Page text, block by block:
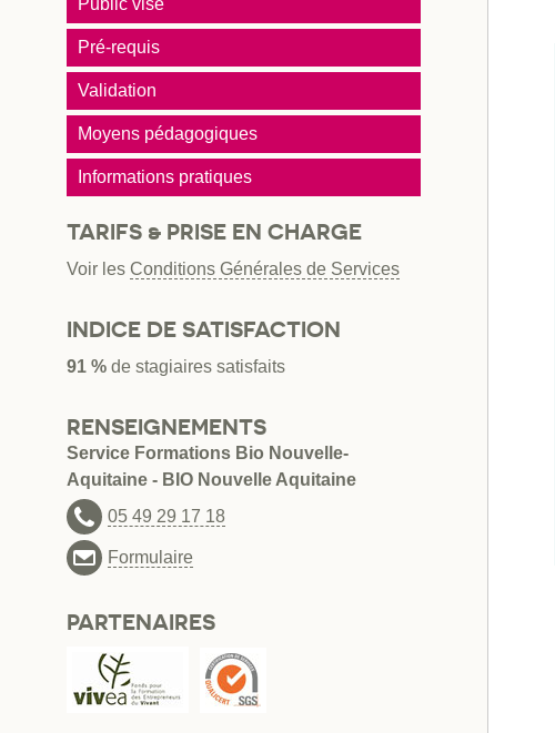
Public visé
Pré-requis
Validation
Moyens pédagogiques
Informations pratiques
TARIFS & PRISE EN CHARGE
Voir les Conditions Générales de Services
INDICE DE SATISFACTION
91 % de stagiaires satisfaits
RENSEIGNEMENTS
Service Formations Bio Nouvelle-
Aquitaine - BIO Nouvelle Aquitaine
05 49 29 17 18
Formulaire
PARTENAIRES